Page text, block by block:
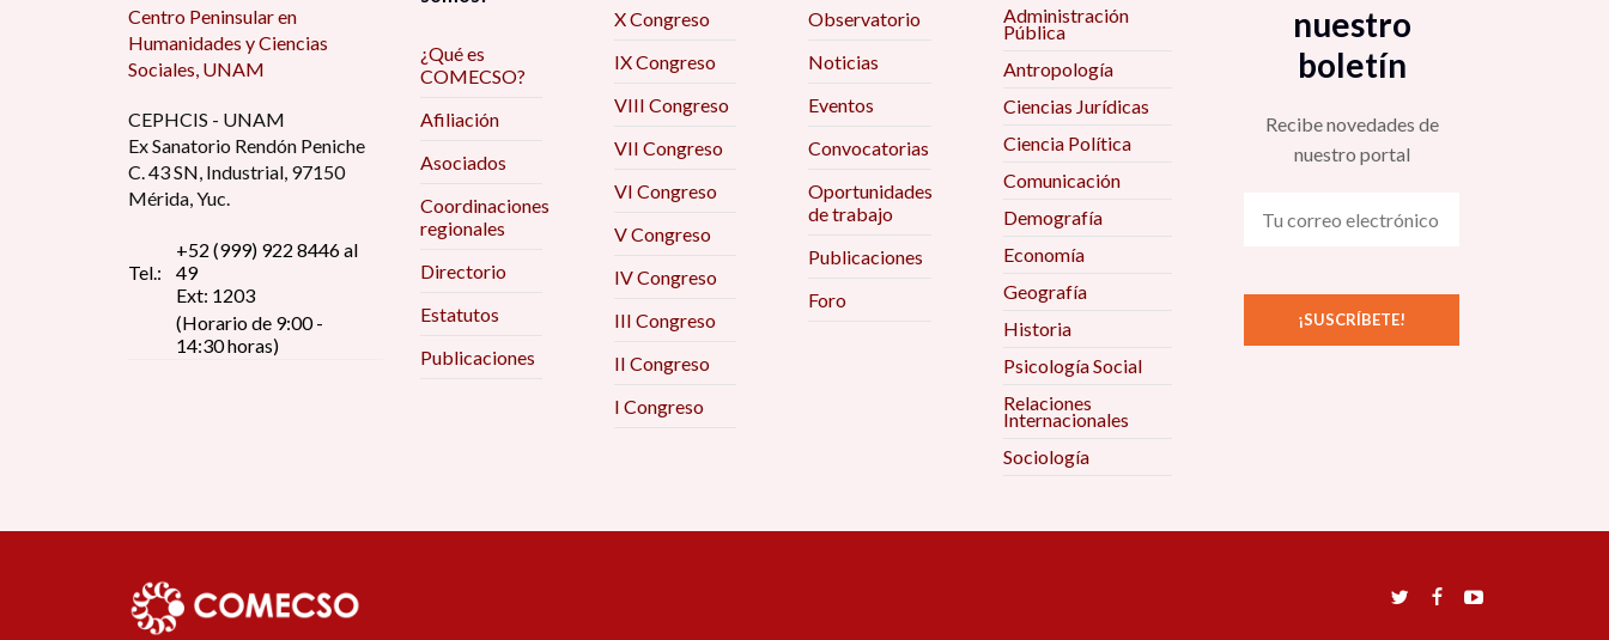
Centro Peninsular en
Humanidades y Ciencias
Sociales, UNAM
CEPHCIS - UNAM
Ex Sanatorio Rendón Peniche
C. 43 SN, Industrial, 97150
Mérida, Yuc.
Tel.:
+52 (999) 922 8446 al
49
Ext: 1203
(Horario de 9:00 -
14:30 horas)
¿Qué es
COMECSO?
Afiliación
Asociados
Coordinaciones
regionales
Directorio
Estatutos
Publicaciones
X Congreso
IX Congreso
VIII Congreso
VII Congreso
VI Congreso
V Congreso
IV Congreso
III Congreso
II Congreso
I Congreso
Observatorio
Noticias
Eventos
Convocatorias
Oportunidades
de trabajo
Publicaciones
Foro
Administración
Pública
Antropología
Ciencias Jurídicas
Ciencia Política
Comunicación
Demografía
Economía
Geografía
Historia
Psicología Social
Relaciones
Internacionales
Sociología
nuestro
boletín
Recibe novedades de
nuestro portal